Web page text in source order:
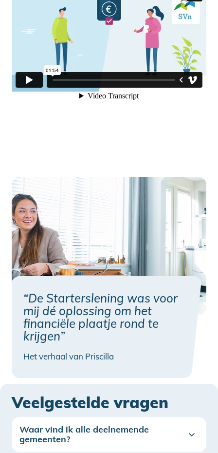
“De Starterslening was voor
mij dé oplossing om het
financiële plaatje rond te
krijgen”
Het verhaal van Priscilla
Veelgestelde vragen
Waar vind ik alle deelnemende
gemeenten?